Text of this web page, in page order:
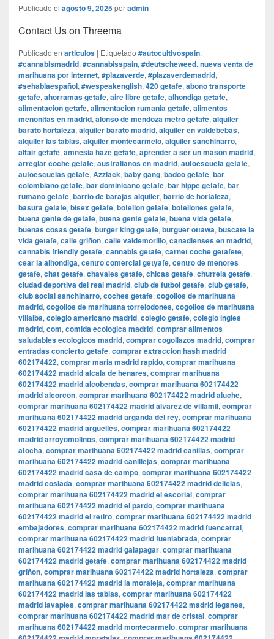
Publicado el agosto 9, 2025poradmin
Contact Us on Threema
Publicado en articulos | Etiquetado #autocultivospain,
#cannabismadrid, #cannabisspain, #deutscheweed. nueva venta de
marihuana por internet, #plazaverde, #plazaverdemadrid,
#sehablaespañol, #wespeakenglish, 420 getafe, abono transporte
getafe, ahorramas getafe, aire libre getafe, alhondiga getafe,
alimentacion getafe, alimentacion rumania getafe, alimentos
menonitas en madrid, alonso de mendoza metro getafe, alquiler
barato hortaleza, alquiler barato madrid, alquiler en valdebebas,
alquiler las tablas, alquiler montecarmelo, alquiler sanchinarro,
altair getafe, amnesia haze getafe, aprender a ser un mason madrid,
arreglar coche getafe, australianos en madrid, autoescuela getafe,
autoescuelas getafe, Azzlack, baby gang, badoo getafe, bar
colombiano getafe, bar dominicano getafe, bar hippe getafe, bar
rumano getafe, barrio de barajas alquiler, barrio de hortaleza,
basura getafe, bisex getafe, botellon getafe, botellones getafe,
buena gente de getafe, buena gente getafe, buena vida getafe,
buenas cosas getafe, burger king getafe, burguer ottawa, buscate la
vida getafe, calle griñon, calle valdemorillo, canadienses en madrid,
cannabis friendly getafe, cannabis getafe, carnet coche getafete,
cear la alhondiga, centro comercial getyafe, centro de menores
getafe, chat getafe, chavales getafe, chicas getafe, churreia getafe,
ciudad deportiva del real madrid, club de futbol getafe, club getafe,
club social sanchinarro, coches getafe, cogollos de marihuana
madrid, cogollos de marihuana torrelodones, cogollos de marihuana
villalba, colegio americano madrid, colegio getafe, colegio ingles
madrid, com, comida ecologica madrid, comprar alimentos
saludables ecologicos madrid, comprar cogollazos madrid, comprar
entradas concierto getafe, comprar extraccion hash madrid
602174422, comprar maria madrid rapido, comprar marihuana
602174422 madrid alcala de henares, comprar marihuana
602174422 madrid alcobendas, comprar marihuana 602174422
madrid alcorcon, comprar marihuana 602174422 madrid aluche,
comprar marihuana 602174422 madrid alvarez de villamil, comprar
marihuana 602174422 madrid arganda del rey, comprar marihuana
602174422 madrid arguelles, comprar marihuana 602174422
madrid arroyomolinos, comprar marihuana 602174422 madrid
atocha, comprar marihuana 602174422 madrid canillas, comprar
marihuana 602174422 madrid canillejas, comprar marihuana
602174422 madrid casa de campo, comprar marihuana 602174422
madrid coslada, comprar marihuana 602174422 madrid delicias,
comprar marihuana 602174422 madrid el escorial, comprar
marihuana 602174422 madrid el pardo, comprar marihuana
602174422 madrid el retiro, comprar marihuana 602174422 madrid
embajadores, comprar marihuana 602174422 madrid fuencarral,
comprar marihuana 602174422 madrid fuenlabrada, comprar
marihuana 602174422 madrid galapagar, comprar marihuana
602174422 madrid getafe, comprar marihuana 602174422 madrid
griñon, comprar marihuana 602174422 madrid hortaleza, comprar
marihuana 602174422 madrid la moraleja, comprar marihuana
602174422 madrid las tablas, comprar marihuana 602174422
madrid lavapies, comprar marihuana 602174422 madrid leganes,
comprar marihuana 602174422 madrid mar de cristal, comprar
marihuana 602174422 madrid montecarmelo, comprar marihuana